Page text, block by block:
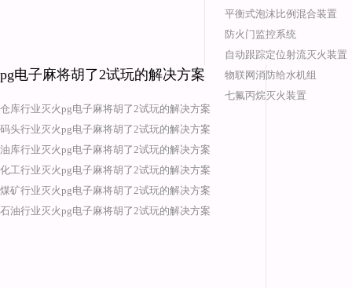
平衡式泡沫比例混合装置
防火门监控系统
自动跟踪定位射流灭火装置
物联网消防给水机组
七氟丙烷灭火装置
pg电子麻将胡了2试玩的解决方案
仓库行业灭火pg电子麻将胡了2试玩的解决方案
码头行业灭火pg电子麻将胡了2试玩的解决方案
油库行业灭火pg电子麻将胡了2试玩的解决方案
化工行业灭火pg电子麻将胡了2试玩的解决方案
煤矿行业灭火pg电子麻将胡了2试玩的解决方案
石油行业灭火pg电子麻将胡了2试玩的解决方案